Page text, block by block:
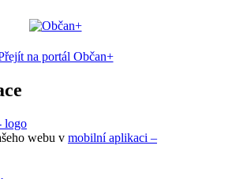
na portál Občan+
webu v mobilní aplikaci –